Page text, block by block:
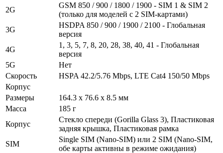
2G
GSM 850 / 900 / 1800 / 1900 - SIM 1 & SIM 2
(только для моделей с 2 SIM-картами)
3G
HSDPA 850 / 900 / 1900 / 2100 - Глобальная
версия
4G
1, 3, 5, 7, 8, 20, 28, 38, 40, 41 - Глобальная
версия
5G
Нет
Скорость
HSPA 42.2/5.76 Mbps, LTE Cat4 150/50 Mbps
Корпус
Размеры
164.3 x 76.6 x 8.5 мм
Масса
185 г
Корпус
Стекло спереди (Gorilla Glass 3), Пластиковая
задняя крышка, Пластиковая рамка
SIM
Single SIM (Nano-SIM) или 2 SIM (Nano-SIM,
обе карты активны в режиме ожидания)